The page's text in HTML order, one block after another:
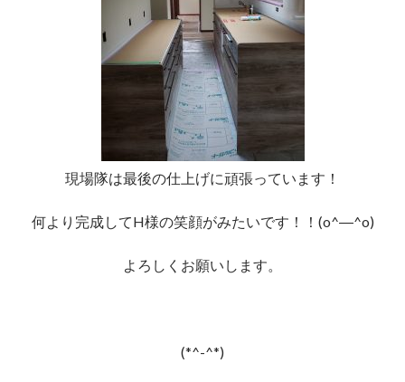
現場隊は最後の仕上げに頑張っています！
何より完成してH様の笑顔がみたいです！！(o^―^o)
よろしくお願いします。
(*^-^*)